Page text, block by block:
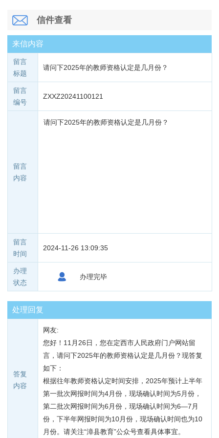
信件查看
来信内容
留言
标题
请问下2025年的教师资格认定是几月份？
留言
编号
ZXXZ20241100121
留言
内容
请问下2025年的教师资格认定是几月份？
留言
时间
2024-11-26 13:09:35
办理
状态
办理完毕
处理回复
答复
内容
网友:
您好！11月26日，您在定西市人民政府门户网站留
言，请问下2025年的教师资格认定是几月份？现答复
如下：
根据往年教师资格认定时间安排，2025年预计上半年
第一批次网报时间为4月份，现场确认时间为5月份，
第二批次网报时间为6月份，现场确认时间为6—7月
份，下半年网报时间为10月份，现场确认时间也为10
月份。请关注“漳县教育”公众号查看具体事宜。